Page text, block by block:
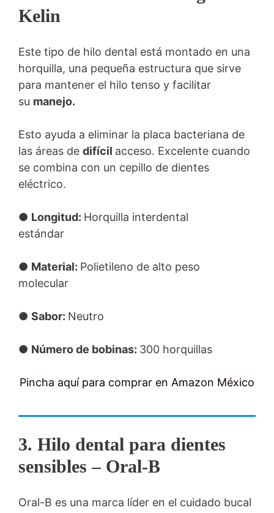
Kelin
Este tipo de hilo dental está montado en una
horquilla, una pequeña estructura que sirve
para mantener el hilo tenso y facilitar
su manejo.
Esto ayuda a eliminar la placa bacteriana de
las áreas de difícil acceso. Excelente cuando
se combina con un cepillo de dientes
eléctrico.
● Longitud: Horquilla interdental
estándar
● Material: Polietileno de alto peso
molecular
● Sabor: Neutro
● Número de bobinas: 300 horquillas
Pincha aquí para comprar en Amazon México
3. Hilo dental para dientes
sensibles – Oral-B
Oral-B es una marca líder en el cuidado bucal